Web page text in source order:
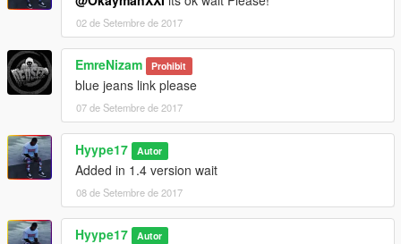
02 de Setembre de 2017
EmreNizam Prohibit
blue jeans link please
07 de Setembre de 2017
Hyype17 Autor
Added in 1.4 version wait
08 de Setembre de 2017
Hyype17 Autor